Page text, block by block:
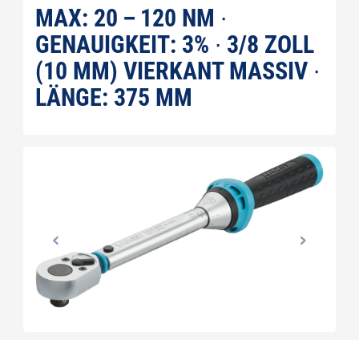
MAX: 20 – 120 NM ∙
GENAUIGKEIT: 3% ∙ 3/8 ZOLL
(10 MM) VIERKANT MASSIV ∙
LÄNGE: 375 MM